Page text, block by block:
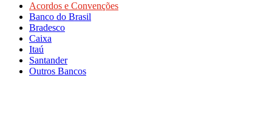
Acordos e Convenções
Banco do Brasil
Bradesco
Caixa
Itaú
Santander
Outros Bancos